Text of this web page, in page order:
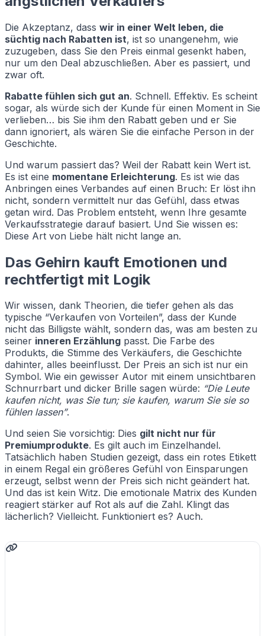
Die Akzeptanz, dass wir in einer Welt leben, die
süchtig nach Rabatten ist, ist so unangenehm, wie
zuzugeben, dass Sie den Preis einmal gesenkt haben,
nur um den Deal abzuschließen. Aber es passiert, und
zwar oft.
Rabatte fühlen sich gut an. Schnell. Effektiv. Es scheint
sogar, als würde sich der Kunde für einen Moment in Sie
verlieben… bis Sie ihm den Rabatt geben und er Sie
dann ignoriert, als wären Sie die einfache Person in der
Geschichte.
Und warum passiert das? Weil der Rabatt kein Wert ist.
Es ist eine momentane Erleichterung. Es ist wie das
Anbringen eines Verbandes auf einen Bruch: Er löst ihn
nicht, sondern vermittelt nur das Gefühl, dass etwas
getan wird. Das Problem entsteht, wenn Ihre gesamte
Verkaufsstrategie darauf basiert. Und Sie wissen es:
Diese Art von Liebe hält nicht lange an.
Das Gehirn kauft Emotionen und
rechtfertigt mit Logik
Wir wissen, dank Theorien, die tiefer gehen als das
typische “Verkaufen von Vorteilen”, dass der Kunde
nicht das Billigste wählt, sondern das, was am besten zu
seiner inneren Erzählung passt. Die Farbe des
Produkts, die Stimme des Verkäufers, die Geschichte
dahinter, alles beeinflusst. Der Preis an sich ist nur ein
Symbol. Wie ein gewisser Autor mit einem unsichtbaren
Schnurrbart und dicker Brille sagen würde: “Die Leute
kaufen nicht, was Sie tun; sie kaufen, warum Sie sie so
fühlen lassen”.
Und seien Sie vorsichtig: Dies gilt nicht nur für
Premiumprodukte. Es gilt auch im Einzelhandel.
Tatsächlich haben Studien gezeigt, dass ein rotes Etikett
in einem Regal ein größeres Gefühl von Einsparungen
erzeugt, selbst wenn der Preis sich nicht geändert hat.
Und das ist kein Witz. Die emotionale Matrix des Kunden
reagiert stärker auf Rot als auf die Zahl. Klingt das
lächerlich? Vielleicht. Funktioniert es? Auch.